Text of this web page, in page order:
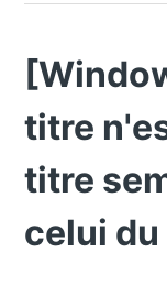
titre
titre
celui